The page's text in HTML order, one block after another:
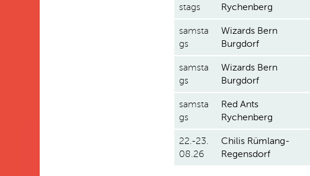
stags
Rychenberg
samsta
gs
Wizards Bern
Burgdorf
samsta
gs
Wizards Bern
Burgdorf
samsta
gs
Red Ants
Rychenberg
22.-23.
08.26
Chilis Rümlang-
Regensdorf